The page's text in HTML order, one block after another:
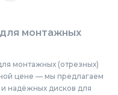
монтажных
монтажных (отрезных)
цене — мы предлагаем
надёжных дисков для